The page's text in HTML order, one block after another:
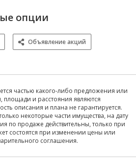
опции
Объявление акций
частью какого-либо предложения или
площади и расстояния являются
описания и плана не гарантируется.
некоторые части имущества, на дату
по продаже действительны, только при
состоятся при изменении цены или
соглашения.